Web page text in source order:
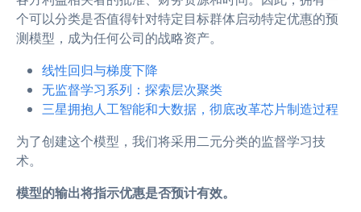
个可以分类是否值得针对特定目标群体启动特定优惠的预
测模型，成为任何公司的战略资产。
线性回归与梯度下降
无监督学习系列：探索层次聚类
三星拥抱人工智能和大数据，彻底改革芯片制造过程
为了创建这个模型，我们将采用二元分类的监督学习技
术。
模型的输出将指示优惠是否预计有效。